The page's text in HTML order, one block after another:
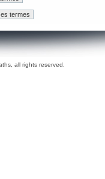
all rights reserved.